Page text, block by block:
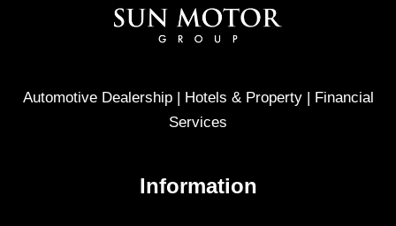
Automotive Dealership | Hotels & Property | Financial
Services
Information